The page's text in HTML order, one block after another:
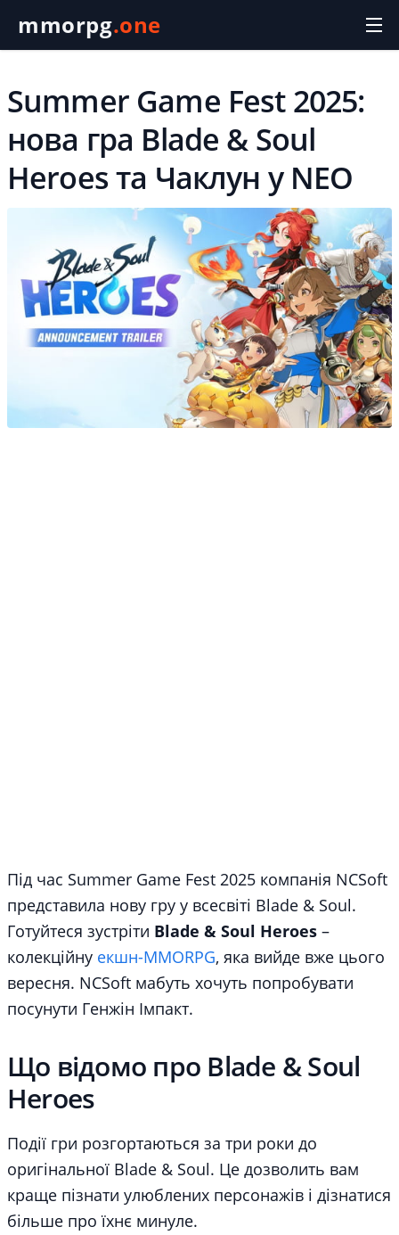
mmorpg.one
Summer Game Fest 2025:
нова гра Blade & Soul
Heroes та Чаклун у NEO
Під час Summer Game Fest 2025 компанія NCSoft
представила нову гру у всесвіті Blade & Soul.
Готуйтеся зустріти Blade & Soul Heroes –
колекційну екшн-MMORPG, яка вийде вже цього
вересня. NCSoft мабуть хочуть попробувати
посунути Генжін Імпакт.
Що відомо про Blade & Soul
Heroes
Події гри розгортаються за три роки до
оригінальної Blade & Soul. Це дозволить вам
краще пізнати улюблених персонажів і дізнатися
більше про їхнє минуле.